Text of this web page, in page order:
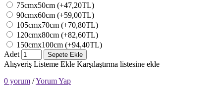
75cmx50cm (+47,20TL)
90cmx60cm (+59,00TL)
105cmx70cm (+70,80TL)
120cmx80cm (+82,60TL)
150cmx100cm (+94,40TL)
Adet
Sepete Ekle
Alışveriş Listeme Ekle Karşılaştırma listesine ekle
0 yorum /Yorum Yap